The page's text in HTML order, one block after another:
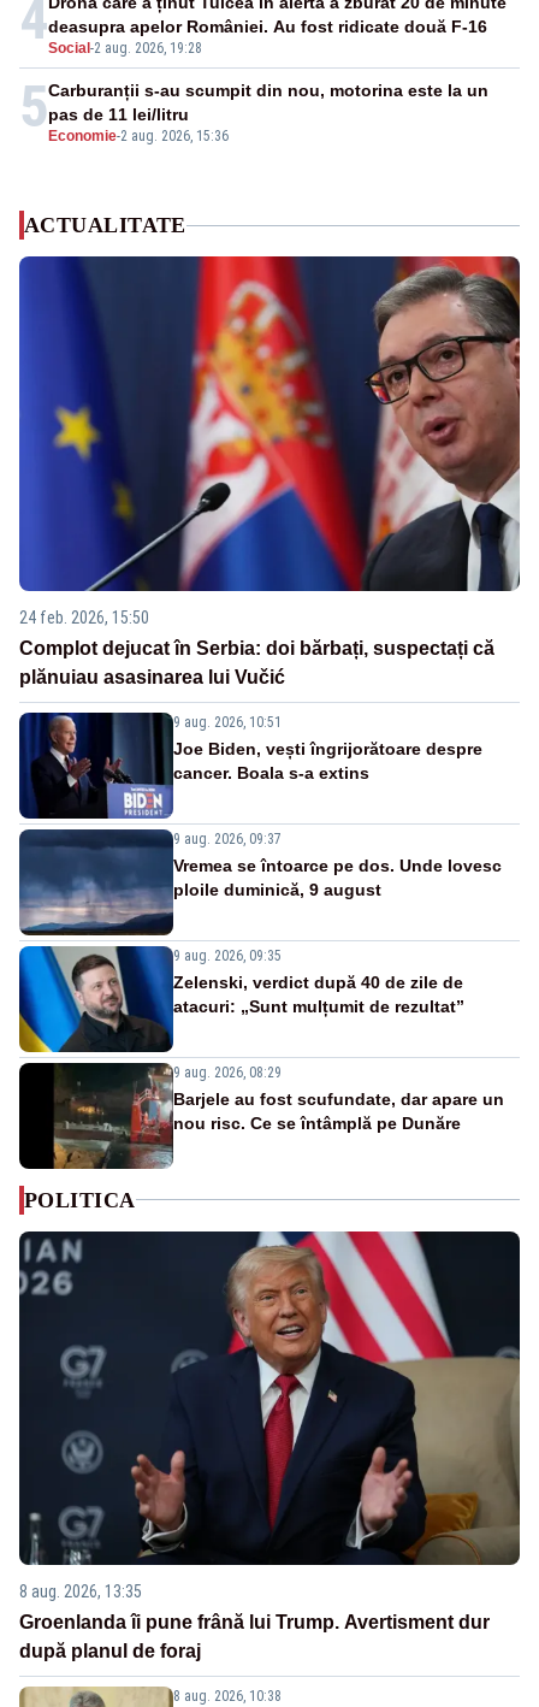
4Social -2 aug. 2026, 19:28
deasupra apelor României. Au fost ridicate două F-16
5 Economie-2 aug. 2026, 15:36
Carburanții s-au scumpit din nou, motorina este la un
pas de 11 lei/litru
ACTUALITATE
24 feb. 2026, 15:50
Complot dejucat în Serbia: doi bărbați, suspectați că
plănuiau asasinarea lui Vučić
9 aug. 2026, 10:51
Joe Biden, vești îngrijorătoare despre
cancer. Boala s-a extins
9 aug. 2026, 09:37
Vremea se întoarce pe dos. Unde lovesc
ploile duminică, 9 august
9 aug. 2026, 09:35
Zelenski, verdict după 40 de zile de
atacuri: „Sunt mulțumit de rezultat”
9 aug. 2026, 08:29
Barjele au fost scufundate, dar apare un
nou risc. Ce se întâmplă pe Dunăre
POLITICA
8 aug. 2026, 13:35
Groenlanda îi pune frână lui Trump. Avertisment dur
după planul de foraj
8 aug. 2026, 10:38